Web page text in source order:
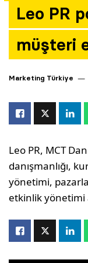
Leo PR
müşteri
Marketing Türkiye
Leo PR, MCT
danışmanlığı,
yönetimi,
etkinlik yönetimi
Yazarlar
Araştırma